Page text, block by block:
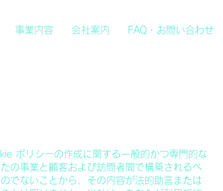
事業内容 会社案内 FAQ・お問い合わせ
ポリシーの作成に関する一般的かつ専門的な
の事業と顧客および訪問者間で構築されるべ
でないことから、その内容が法的助言または